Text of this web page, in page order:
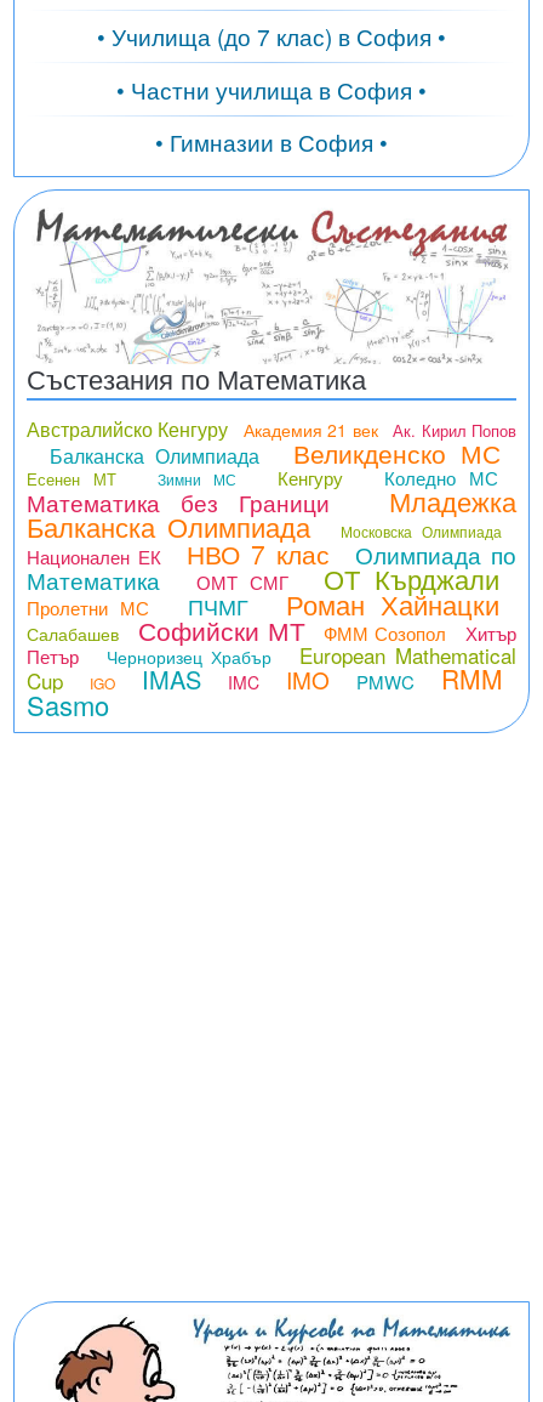
• Училища (до 7 клас) в София •
• Частни училища в София •
• Гимназии в София •
Състезания по Математика
Австралийско Кенгуру Академия 21 век Ак. Кирил Попов
Балканска Олимпиада Великденско МС
Есенен МТ Зимни МС Кенгуру Коледно МС
Математика без Граници Младежка
Балканска Олимпиада Московска Олимпиада
Национален ЕК НВО 7 клас Олимпиада по
Математика ОМТ СМГ ОТ Кърджали
Пролетни МС ПЧМГ Роман Хайнацки
Салабашев Софийски МТ ФММ Созопол
Хитър
Петър
Черноризец Храбър
European Mathematical
Cup
IGO IMAS IMC IMO PMWC RMM
Sasmo